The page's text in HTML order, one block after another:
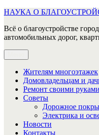
Перейти
содержимому
НАУКА О
Всё о благоустройстве
автомобильных дорог,
Жителям многоэтажек
Домовладельцам и
Ремонт своими руками
Советы
Дорожное
Электрика и
Новости
Контакты